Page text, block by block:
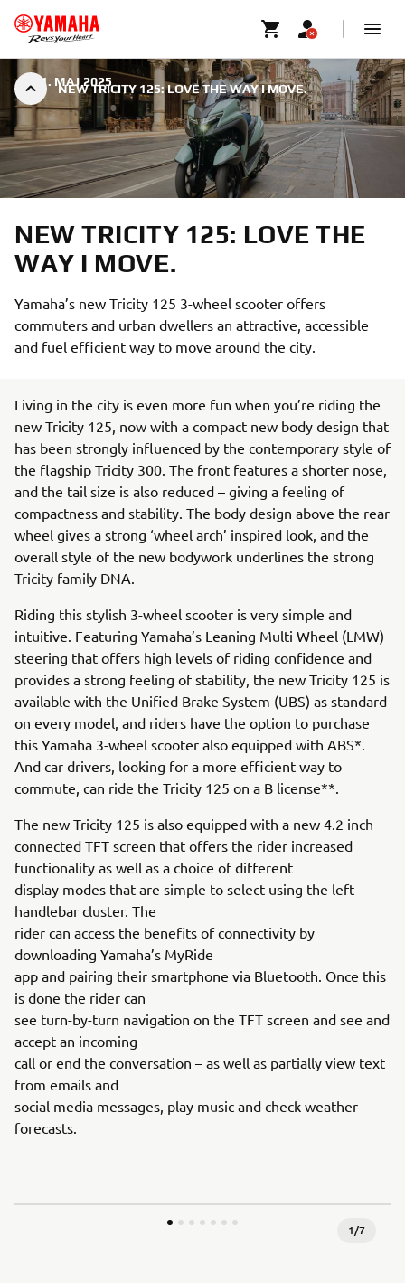
NEW TRICITY 125: LOVE THE WAY I MOVE.
21. MAJ 2025
NEW TRICITY 125: LOVE THE
WAY I MOVE.
Yamaha’s new Tricity 125 3-wheel scooter offers
commuters and urban dwellers an attractive, accessible
and fuel efficient way to move around the city.
Living in the city is even more fun when you’re riding the
new Tricity 125, now with a compact new body design that
has been strongly influenced by the contemporary style of
the flagship Tricity 300. The front features a shorter nose,
and the tail size is also reduced – giving a feeling of
compactness and stability. The body design above the rear
wheel gives a strong ‘wheel arch’ inspired look, and the
overall style of the new bodywork underlines the strong
Tricity family DNA.
Riding this stylish 3-wheel scooter is very simple and
intuitive. Featuring Yamaha’s Leaning Multi Wheel (LMW)
steering that offers high levels of riding confidence and
provides a strong feeling of stability, the new Tricity 125 is
available with the Unified Brake System (UBS) as standard
on every model, and riders have the option to purchase
this Yamaha 3-wheel scooter also equipped with ABS*.
And car drivers, looking for a more efficient way to
commute, can ride the Tricity 125 on a B license**.
The new Tricity 125 is also equipped with a new 4.2 inch
connected TFT screen that offers the rider increased
functionality as well as a choice of different
display modes that are simple to select using the left
handlebar cluster. The
rider can access the benefits of connectivity by
downloading Yamaha’s MyRide
app and pairing their smartphone via Bluetooth. Once this
is done the rider can
see turn-by-turn navigation on the TFT screen and see and
accept an incoming
call or end the conversation – as well as partially view text
from emails and
social media messages, play music and check weather
forecasts.
1/7